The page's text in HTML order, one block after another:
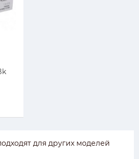
для других моделей